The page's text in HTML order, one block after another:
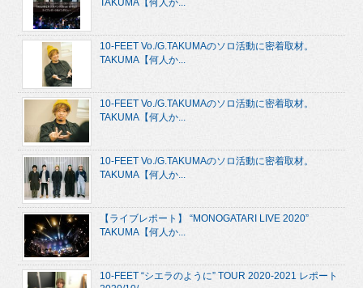
TAKUMA【何人か...
10-FEET Vo./G.TAKUMAのソロ活動に密着取材。
TAKUMA【何人か...
10-FEET Vo./G.TAKUMAのソロ活動に密着取材。
TAKUMA【何人か...
10-FEET Vo./G.TAKUMAのソロ活動に密着取材。
TAKUMA【何人か...
【ライブレポート】 “MONOGATARI LIVE 2020”
TAKUMA【何人か...
10-FEET “シエラのように” TOUR 2020-2021 レポート